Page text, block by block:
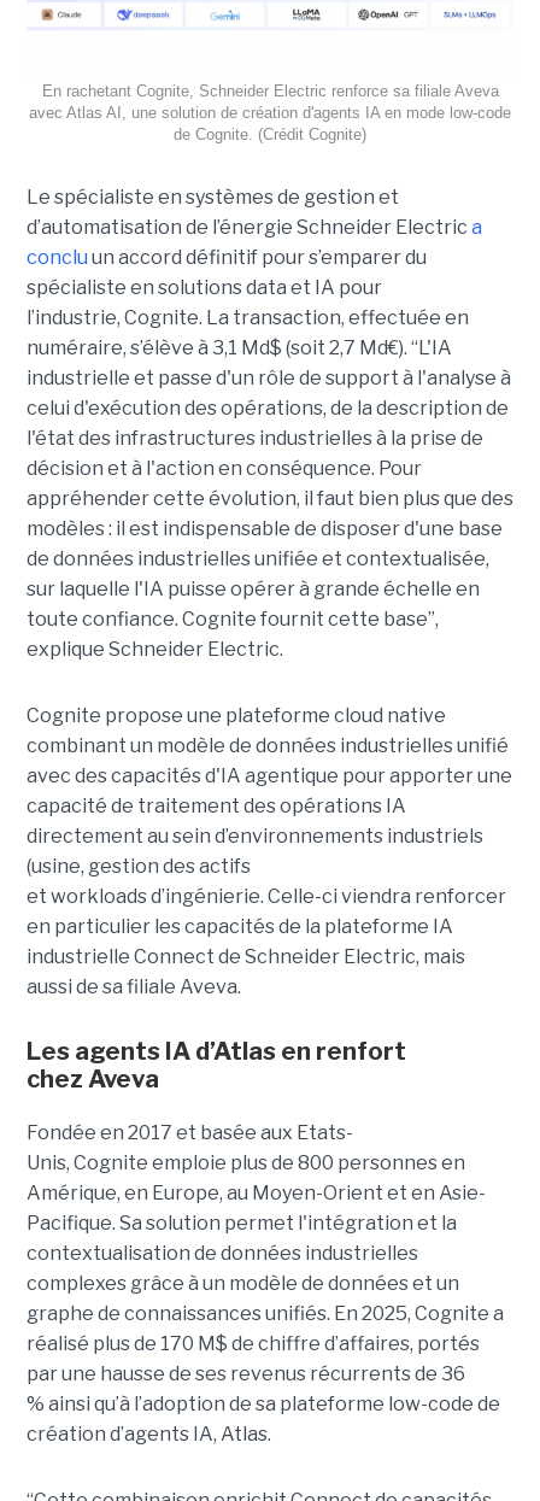
En rachetant Cognite, Schneider Electric renforce sa filiale Aveva
avec Atlas AI, une solution de création d'agents IA en mode low-code
de Cognite. (Crédit Cognite)
Le spécialiste en systèmes de gestion et
d’automatisation de l’énergie Schneider Electric a
conclu un accord définitif pour s’emparer du
spécialiste en solutions data et IA pour
l’industrie, Cognite. La transaction, effectuée en
numéraire, s’élève à 3,1 Md$ (soit 2,7 Md€). “L'IA
industrielle et passe d'un rôle de support à l'analyse à
celui d'exécution des opérations, de la description de
l'état des infrastructures industrielles à la prise de
décision et à l'action en conséquence. Pour
appréhender cette évolution, il faut bien plus que des
modèles : il est indispensable de disposer d'une base
de données industrielles unifiée et contextualisée,
sur laquelle l'IA puisse opérer à grande échelle en
toute confiance. Cognite fournit cette base”,
explique Schneider Electric.
Cognite propose une plateforme cloud native
combinant un modèle de données industrielles unifié
avec des capacités d'IA agentique pour apporter une
capacité de traitement des opérations IA
directement au sein d’environnements industriels
(usine, gestion des actifs
et workloads d’ingénierie. Celle-ci viendra renforcer
en particulier les capacités de la plateforme IA
industrielle Connect de Schneider Electric, mais
aussi de sa filiale Aveva.
Les agents IA d’Atlas en renfort
chez Aveva
Fondée en 2017 et basée aux Etats-
Unis, Cognite emploie plus de 800 personnes en
Amérique, en Europe, au Moyen-Orient et en Asie-
Pacifique. Sa solution permet l'intégration et la
contextualisation de données industrielles
complexes grâce à un modèle de données et un
graphe de connaissances unifiés. En 2025, Cognite a
réalisé plus de 170 M$ de chiffre d’affaires, portés
par une hausse de ses revenus récurrents de 36
% ainsi qu’à l’adoption de sa plateforme low-code de
création d’agents IA, Atlas.